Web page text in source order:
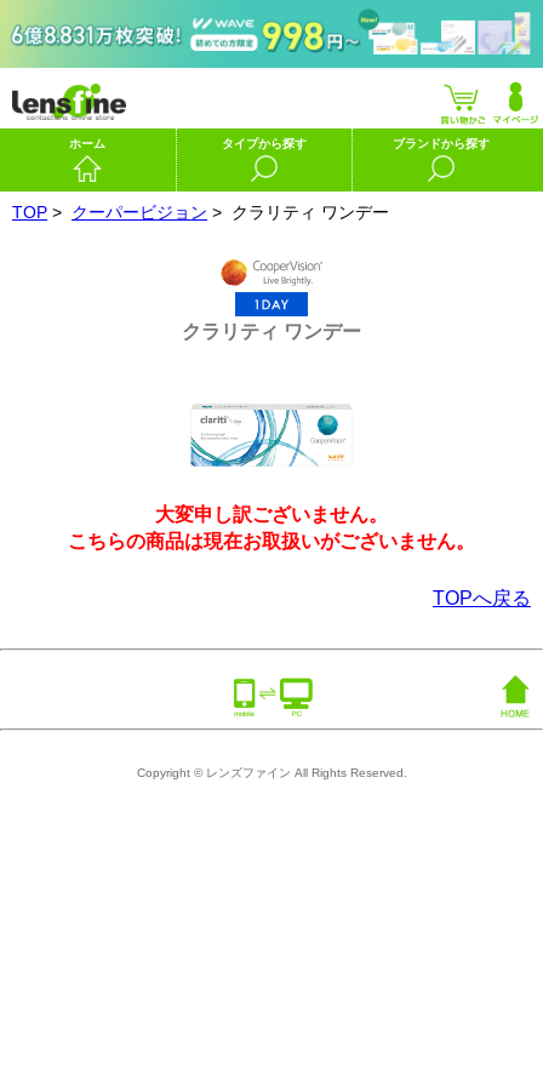
ホーム タイプから探す ブランドから探す
TOP > クーパービジョン > クラリティ ワンデー
クラリティ ワンデー
大変申し訳ございません。
こちらの商品は現在お取扱いがございません。
TOPへ戻る
Copyright © レンズファイン All Rights Reserved.